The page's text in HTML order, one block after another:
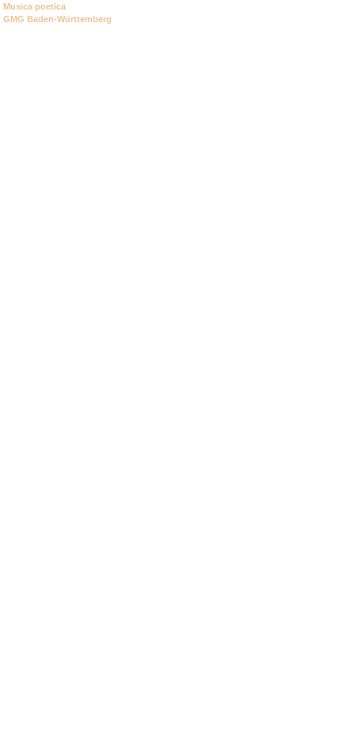
Musica poetica
GMG Baden-Württemberg